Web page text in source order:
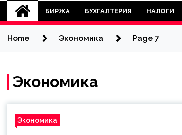
БИРЖА БУХГАЛТЕРИЯ НАЛОГИ
Home Экономика Page 7
Экономика
Экономика